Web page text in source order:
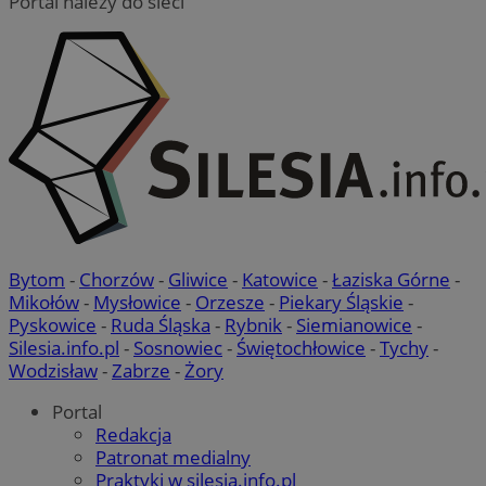
Bytom - Chorzów- Gliwice - Katowice -Łaziska Górne -
Mikołów- Mysłowice - Orzesze - Piekary Śląskie -
Pyskowice - Ruda Śląska - Rybnik- Siemianowice -
Silesia.info.pl - Sosnowiec- Świętochłowice -Tychy-
Wodzisław-Zabrze -Żory
Portal
Redakcja
Patronat medialny
Praktyki w silesia.info.pl